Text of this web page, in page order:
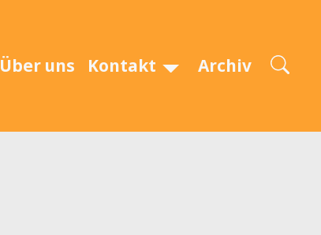
Über uns Kontakt Archiv